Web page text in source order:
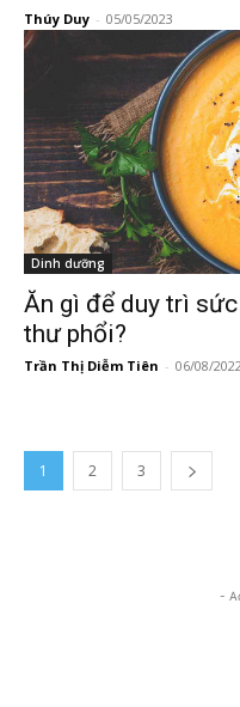
Thúy Duy - 05/05/2023
Dinh dưỡng
Ăn gì để duy trì sức
thư phổi?
Trần Thị Diễm Tiên - 06/08/
1 2 3
-